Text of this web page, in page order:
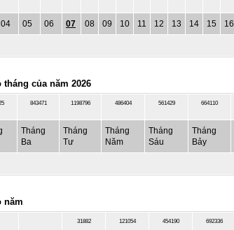
04 05 06 07 08 09 10 11 12 13 14 15 16
tháng của năm 2026
843471 1198796 486404 561429 664110
Tháng
Ba
Tháng
Tư
Tháng
Năm
Tháng
Sáu
Tháng
Bảy
năm
31882 121054 454190 692336